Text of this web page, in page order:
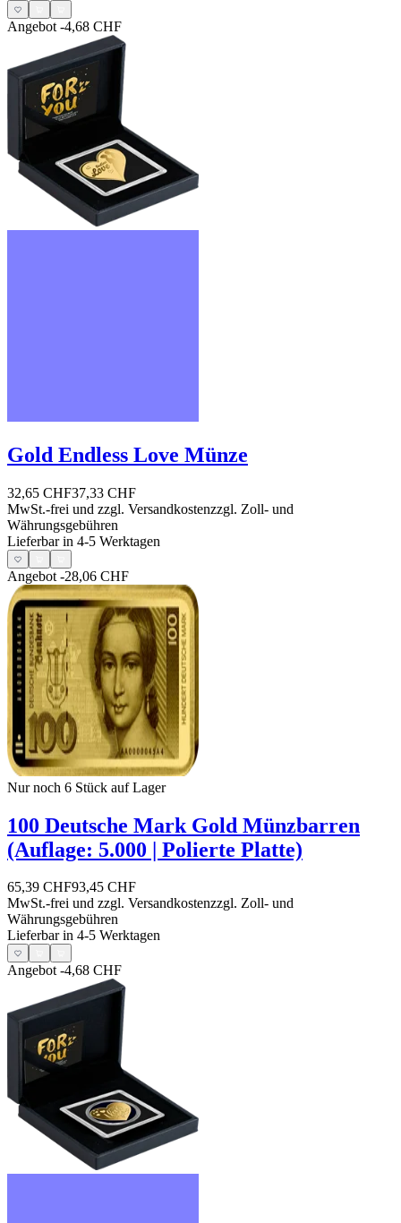
Angebot -4,68 CHF
Gold Endless Love Münze
32,65 CHF37,33 CHF
MwSt.-frei und zzgl. Versandkostenzzgl. Zoll- und
Währungsgebühren
Lieferbar in 4-5 Werktagen
Angebot -28,06 CHF
Nur noch 6 Stück auf Lager
100 Deutsche Mark Gold Münzbarren
(Auflage: 5.000 | Polierte Platte)
65,39 CHF93,45 CHF
MwSt.-frei und zzgl. Versandkostenzzgl. Zoll- und
Währungsgebühren
Lieferbar in 4-5 Werktagen
Angebot-4,68 CHF